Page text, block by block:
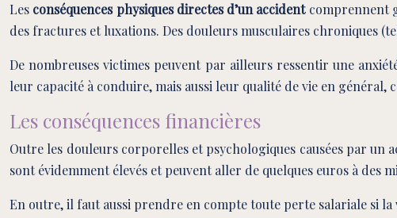
Les conséquences physiques directes d’un accidentcomprennent
des fractures et luxations. Des douleurs musculaires chroniques
De nombreuses victimes peuvent par ailleurs ressentir une
leur capacité à conduire, mais aussi leur qualité de vie en général,
Les conséquences financières
Outre les douleurs corporelles et psychologiques causées par un
sont évidemment élevés et peuvent aller de quelques euros à des
En outre, il faut aussi prendre en compte toute perte salariale si